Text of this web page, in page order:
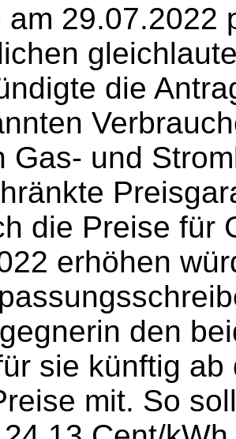
am 29.07.2022
die
Gas- und
die Preise für
erhöhen
den
sie künftig
mit. So